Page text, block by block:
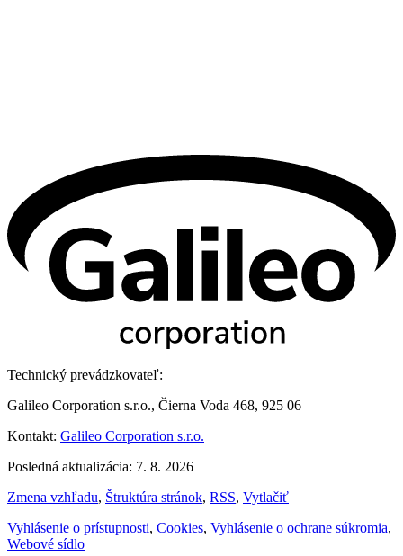
Technický prevádzkovateľ:
Galileo Corporation s.r.o., Čierna Voda 468, 925 06
Kontakt: Galileo Corporation s.r.o.
Posledná aktualizácia: 7. 8. 2026
Zmena vzhľadu, Štruktúra stránok, RSS, Vytlačiť
Vyhlásenie o prístupnosti, Cookies, Vyhlásenie o ochrane súkromia,
Webové sídlo